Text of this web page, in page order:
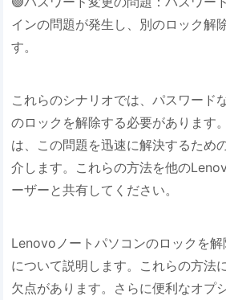
インの問題が発生し、別のロック解
す。
これらのシナリオでは、パスワード
のロックを解除する必要があります
は、この問題を迅速に解決するため
介します。これらの方法を他の
ーザーと共有してください。
Lenovoノートパソコンのロックを
について説明します。これらの方法
欠点があります。さらに便利なオプ